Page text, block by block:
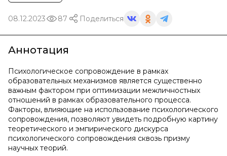
08.12.2023 87 Поделиться
Аннотация
Психологическое сопровождение в рамках
образовательных механизмов является существенно
важным фактором при оптимизации межличностных
отношений в рамках образовательного процесса.
Факторы, влияющие на использование психологического
сопровождения, позволяют увидеть подробную картину
теоретического и эмпирического дискурса
психологического сопровождения сквозь призму
научных теорий.